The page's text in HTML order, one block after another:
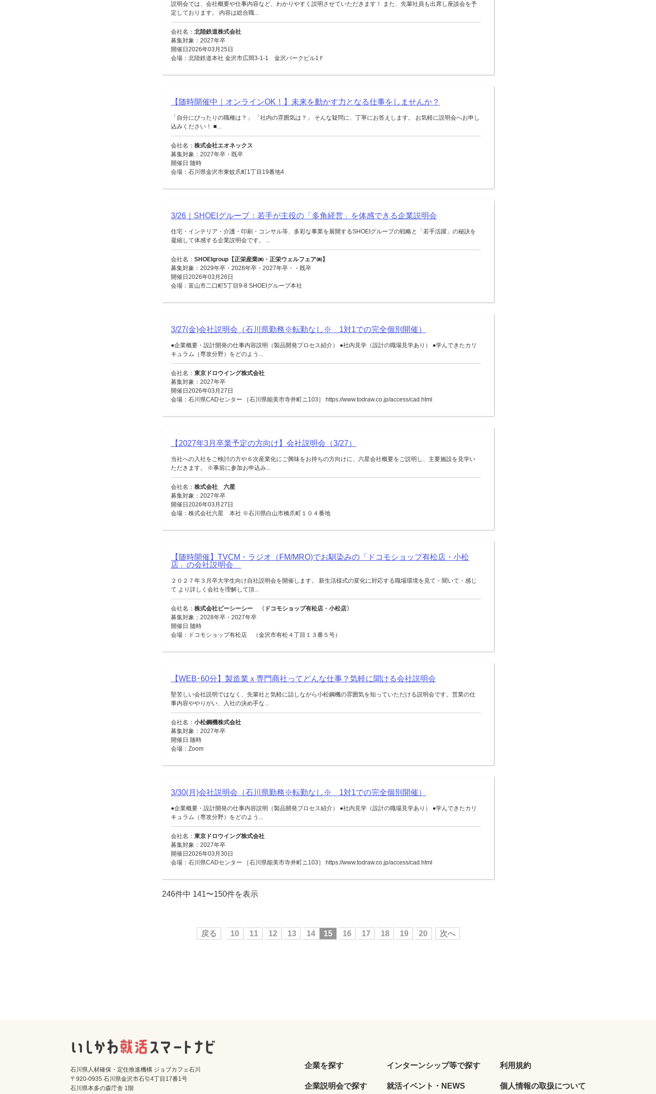
説明会では、会社概要や仕事内容など、わかりやすく説明させていただきます！ また、先輩社員も出席し座談会を予
定しております。 内容は総合職...
会社名： 北陸鉄道株式会社
募集対象：2027年卒
開催日2026年03月25日
会場：北陸鉄道本社 金沢市広岡3-1-1 金沢パークビル1Ｆ
【随時開催中｜オンラインOK！】未来を動かす力となる仕事をしませんか？
「自分にぴったりの職種は？」 「社内の雰囲気は？」 そんな疑問に、丁寧にお答えします。 お気軽に説明会へお申し
込みください！ ■...
会社名： 株式会社エオネックス
募集対象：2027年卒・既卒
開催日 随時
会場：石川県金沢市東蚊爪町1丁目19番地4
3/26｜SHOEIグループ：若手が主役の「多角経営」を体感できる企業説明会
住宅・インテリア・介護・印刷・コンサル等、多彩な事業を展開するSHOEIグループの戦略と「若手活躍」の秘訣を
凝縮して体感する企業説明会です。 ...
会社名： SHOEIgroup【正栄産業㈱・正栄ウェルフェア㈱】
募集対象：2029年卒・2028年卒・2027年卒・・既卒
開催日2026年03月26日
会場：富山市二口町5丁目9-8 SHOEIグループ本社
3/27(金)会社説明会（石川県勤務※転勤なし※ 1対1での完全個別開催）
●企業概要・設計開発の仕事内容説明（製品開発プロセス紹介） ●社内見学（設計の職場見学あり） ●学んできたカリ
キュラム（専攻分野）をどのよう...
会社名： 東京ドロウイング株式会社
募集対象：2027年卒
開催日2026年03月27日
会場：石川県CADセンター ［石川県能美市寺井町ニ103］ https://www.todraw.co.jp/access/cad.html
【2027年3月卒業予定の方向け】会社説明会（3/27）
当社への入社をご検討の方や６次産業化にご興味をお持ちの方向けに、六星会社概要をご説明し、主要施設を見学い
ただきます。 ※事前に参加お申込み...
会社名： 株式会社 六星
募集対象：2027年卒
開催日2026年03月27日
会場：株式会社六星 本社 ※石川県白山市橋爪町１０４番地
【随時開催】TVCM・ラジオ（FM/MRO)でお馴染みの「ドコモショップ有松店・小松
店」の会社説明会
２０２７年３月卒大学生向け自社説明会を開催します。 新生活様式の変化に対応する職場環境を見て・聞いて・感じ
て より詳しく会社を理解して頂...
会社名： 株式会社ピーシーシー 〈ドコモショップ有松店・小松店〉
募集対象：2028年卒・2027年卒
開催日 随時
会場：ドコモショップ有松店 （金沢市有松４丁目１３番５号）
【WEB･60分】製造業ｘ専門商社ってどんな仕事？気軽に聞ける会社説明会
堅苦しい会社説明ではなく、先輩社と気軽に話しながら小松鋼機の雰囲気を知っていただける説明会です。営業の仕
事内容ややりがい、入社の決め手な...
会社名： 小松鋼機株式会社
募集対象：2027年卒
開催日 随時
会場：Zoom
3/30(月)会社説明会（石川県勤務※転勤なし※ 1対1での完全個別開催）
●企業概要・設計開発の仕事内容説明（製品開発プロセス紹介） ●社内見学（設計の職場見学あり） ●学んできたカリ
キュラム（専攻分野）をどのよう...
会社名： 東京ドロウイング株式会社
募集対象：2027年卒
開催日2026年03月30日
会場：石川県CADセンター ［石川県能美市寺井町ニ103］ https://www.todraw.co.jp/access/cad.html
246件中 141〜150件を表示
戻る 10 11 12 13 14 15 16 17 18 19 20 次へ
石川県人材確保・定住推進機構 ジョブカフェ石川
〒920-0935 石川県金沢市石引4丁目17番1号
石川県本多の森庁舎 1階
企業を探す
企業説明会で探す
インターンシップ等で探す
就活イベント・NEWS
利用規約
個人情報の取扱について